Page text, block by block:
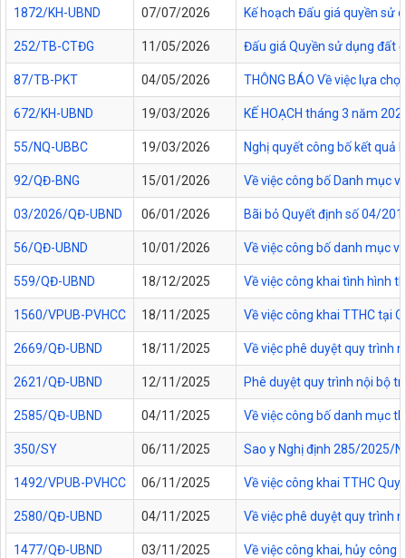
1872/KH-UBND 07/07/2026 Kế hoạch Đấu giá quyền sử
252/TB-CTĐG 11/05/2026 Đấu giá Quyền sử dụng đất
87/TB-PKT 04/05/2026 THÔNG BÁO Về việc lựa
672/KH-UBND 19/03/2026 KẾ HOẠCH tháng 3 năm
55/NQ-UBBC 19/03/2026 Nghị quyết công bố kết quả
92/QĐ-BNG 15/01/2026 Về việc công bố Danh mục
03/2026/QĐ-UBND 06/01/2026 Bãi bỏ Quyết định số 04/
56/QĐ-UBND 10/01/2026 Về việc công bố danh mục
559/QĐ-UBND 18/12/2025 Về việc công khai tình hình
1560/VPUB-PVHCC 18/11/2025 Về việc công khai TTHC tại
2669/QĐ-UBND 18/11/2025 Về việc phê duyệt quy trình
2621/QĐ-UBND 12/11/2025 Phê duyệt quy trình nội bộ
2585/QĐ-UBND 04/11/2025 Về việc công bố danh mục
350/SY 06/11/2025 Sao y Nghị định 285/2025/
1492/VPUB-PVHCC 06/11/2025 Về việc công khai TTHC
2580/QĐ-UBND 04/11/2025 Về việc phê duyệt quy trình
1477/QĐ-UBND 03/11/2025 Về việc công khai, hủy công